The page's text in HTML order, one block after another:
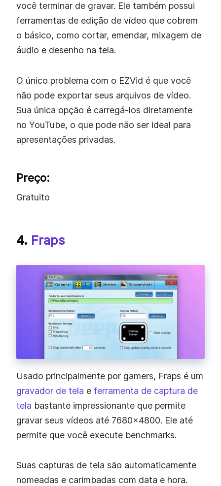
você terminar de gravar. Ele também possui
ferramentas de edição de vídeo que cobrem
o básico, como cortar, emendar, mixagem de
áudio e desenho na tela.
O único problema com o EZVid é que você
não pode exportar seus arquivos de vídeo.
Sua única opção é carregá-los diretamente
no YouTube, o que pode não ser ideal para
apresentações privadas.
Preço:
Gratuito
4. Fraps
Usado principalmente por gamers, Fraps é um
gravador de tela e ferramenta de captura de
tela bastante impressionante que permite
gravar seus vídeos até 7680×4800. Ele até
permite que você execute benchmarks.
Suas capturas de tela são automaticamente
nomeadas e carimbadas com data e hora.